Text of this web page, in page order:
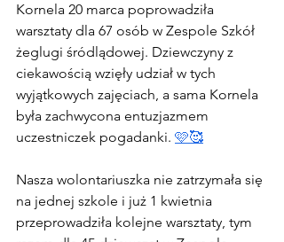
Kornela 20 marca poprowadziła
warsztaty dla 67 osób w Zespole Szkół
żeglugi śródlądowej. Dziewczyny z
ciekawością wzięły udział w tych
wyjątkowych zajęciach, a sama Kornela
była zachwycona entuzjazmem
uczestniczek pogadanki. 🩷🥰
Nasza wolontariuszka nie zatrzymała się
na jednej szkole i już 1 kwietnia
przeprowadziła kolejne warsztaty, tym